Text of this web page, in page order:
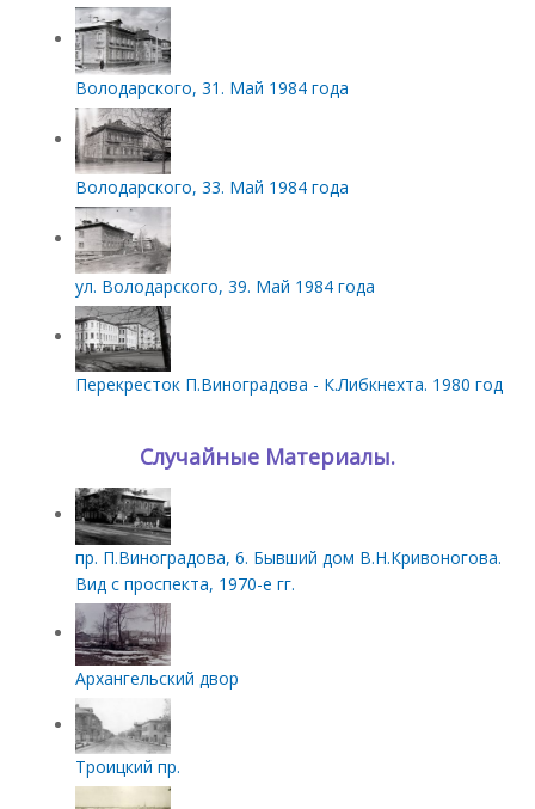
Володарского, 31. Май 1984 года
Володарского, 33. Май 1984 года
ул. Володарского, 39. Май 1984 года
Перекресток П.Виноградова - К.Либкнехта. 1980 год
Случайные Материалы.
пр. П.Виноградова, 6. Бывший дом В.Н.Кривоногова.
Вид с проспекта, 1970-е гг.
Архангельский двор
Троицкий пр.